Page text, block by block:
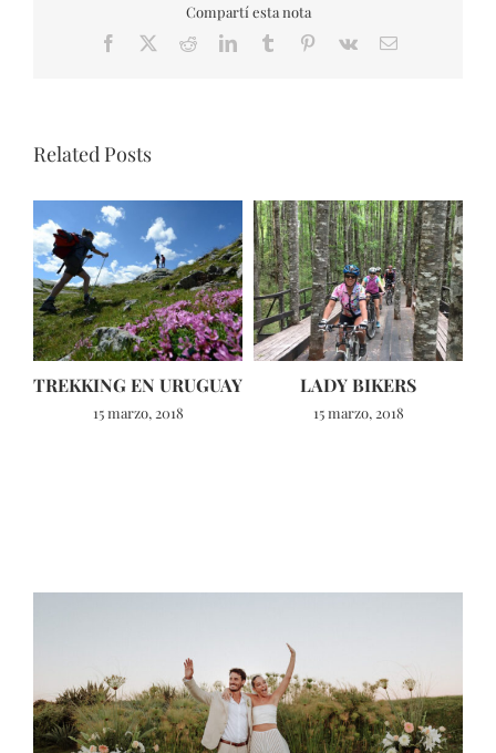
Compartí esta nota
Facebook RedditLinkedInTumblr Pinterest
Vk Email
Related Posts
TREKKING EN URUGUAY
15 marzo, 2018
LADY BIKERS
15 marzo, 2018